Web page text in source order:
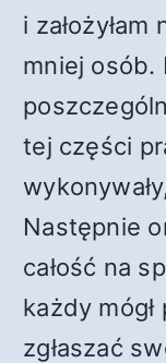
i
mniej osób.
tej części
Następnie
całość na
każdy
zgłaszać